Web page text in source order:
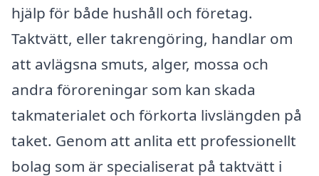
hjälp för både hushåll och företag.
Taktvätt, eller takrengöring, handlar om
att avlägsna smuts, alger, mossa och
andra föroreningar som kan skada
takmaterialet och förkorta livslängden på
taket. Genom att anlita ett professionellt
bolag som är specialiserat på taktvätt i